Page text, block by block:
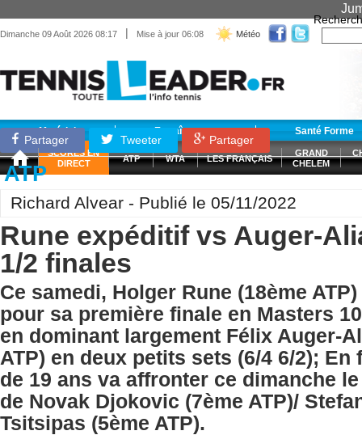
Dimanche 09 Août 2026 08:17 | Mise à jour 06:08 Météo
Matériel Entraînement Santé Forme
SCORES EN
DIRECT
ATP WTA LES FRANÇAIS
GRAND
CHELEM
Partager Tweeter Partager
ATP
Richard Alvear - Publié le 05/11/2022
Rune expéditif vs Auger-
1/2 finales
Ce samedi, Holger Rune (18ème
pour sa première finale en Masters
en dominant largement Félix Auger-
ATP) en deux petits sets (6/4 6/2); En
de 19 ans va affronter ce dimanche
de Novak Djokovic (7ème ATP)/
Tsitsipas (5ème ATP).